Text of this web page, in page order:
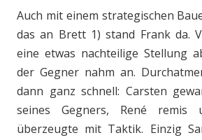
Auch mit einem strategischen
das an Brett 1) stand Frank da.
eine etwas nachteilige Stellung
der Gegner nahm an.
dann ganz schnell: Carsten
seines Gegners, René remis
überzeugte mit Taktik. Einzig